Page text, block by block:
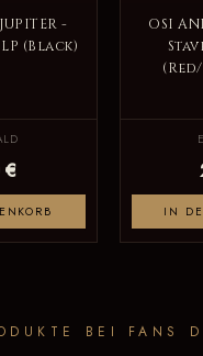
-
(Black)
€
OSI
IN
BEI FANS